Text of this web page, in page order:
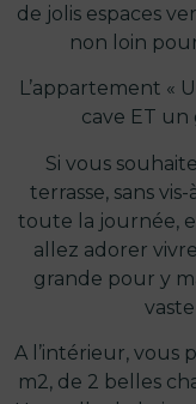
de jolis espaces
non loin
L’appartement «
cave ET un
Si vous
terrasse, sans
toute la journée,
allez adorer
grande pour y
A l’intérieur, vous
m2, de 2 belles